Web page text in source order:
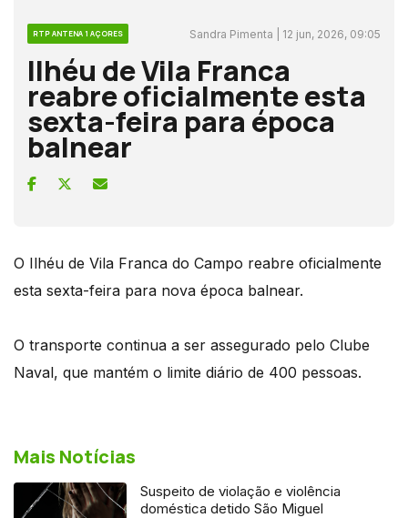
RTP ANTENA 1 AÇORES Sandra Pimenta | 12 jun, 2026, 09:05
Ilhéu de Vila Franca
reabre oficialmente esta
sexta-feira para época
balnear
O Ilhéu de Vila Franca do Campo reabre oficialmente
esta sexta-feira para nova época balnear.
O transporte continua a ser assegurado pelo Clube
Naval, que mantém o limite diário de 400 pessoas.
Mais Notícias
Suspeito de violação e violência
doméstica detido São Miguel